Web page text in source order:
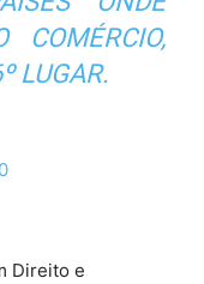
LUGAR.
Direito e